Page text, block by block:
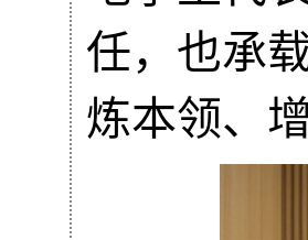
任， 也承
炼本领、